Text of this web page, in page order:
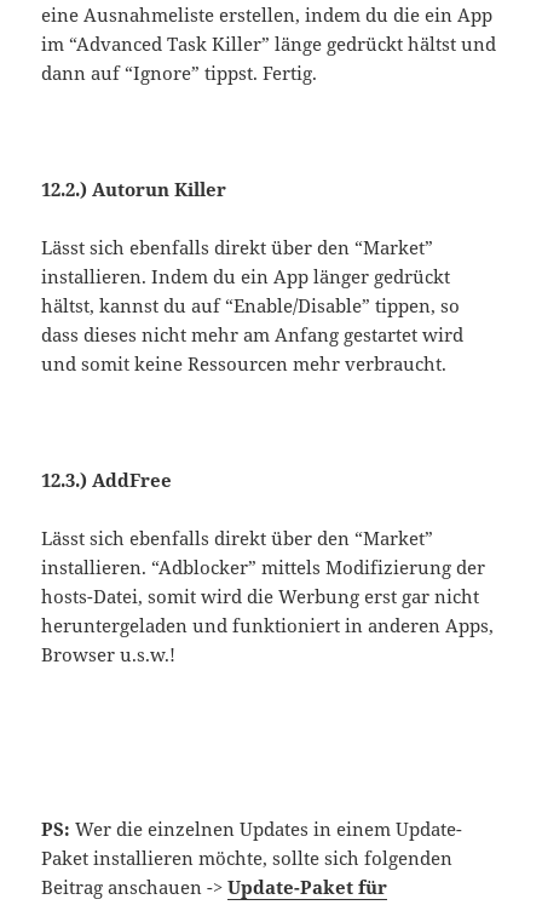
eine Ausnahmeliste erstellen, indem du die ein App
im “Advanced Task Killer” länge gedrückt hältst und
dann auf “Ignore” tippst. Fertig.
12.2.) Autorun Killer
Lässt sich ebenfalls direkt über den “Market”
installieren. Indem du ein App länger gedrückt
hältst, kannst du auf “Enable/Disable” tippen, so
dass dieses nicht mehr am Anfang gestartet wird
und somit keine Ressourcen mehr verbraucht.
12.3.) AddFree
Lässt sich ebenfalls direkt über den “Market”
installieren. “Adblocker” mittels Modifizierung der
hosts-Datei, somit wird die Werbung erst gar nicht
heruntergeladen und funktioniert in anderen Apps,
Browser u.s.w.!
PS:Wer die einzelnen Updates in einem Update-
Paket installieren möchte, sollte sich folgenden
Beitrag anschauen ->Update-Paket für